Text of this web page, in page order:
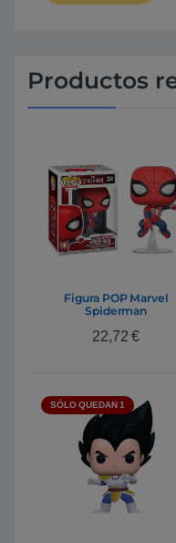
Productos
Figura POP Marvel
Spiderman
22,72€
SÓLO QUEDAN 1